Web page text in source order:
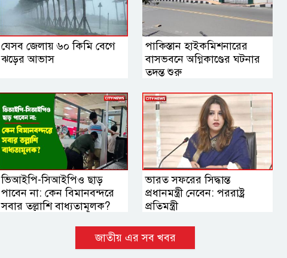
যেসব জেলায় ৬০ কিমি বেগে
ঝড়ের আভাস
পাকিস্তান হাইকমিশনারের
বাসভবনে অগ্নিকাণ্ডের ঘটনার
তদন্ত শুরু
ভিআইপি-সিআইপিও ছাড়
পাবেন না: কেন বিমানবন্দরে
সবার তল্লাশি বাধ্যতামূলক?
ভারত সফরের সিদ্ধান্ত
প্রধানমন্ত্রী নেবেন: পররাষ্ট্র
প্রতিমন্ত্রী
জাতীয় এর সব খবর